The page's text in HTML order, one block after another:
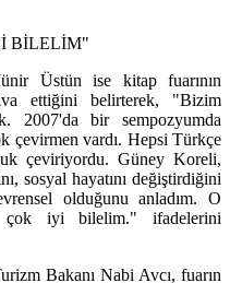
bir fuar olmasını temenni
Üstün ise kitap fuarının
ettiğini belirterek, "Bizim
2007'da bir sempozyumda
çevirmen vardı. Hepsi Türkçe
çeviriyordu. Güney Koreli,
sosyal hayatını değiştirdiğini
olduğunu anladım. O
çok iyi bilelim." ifadelerini